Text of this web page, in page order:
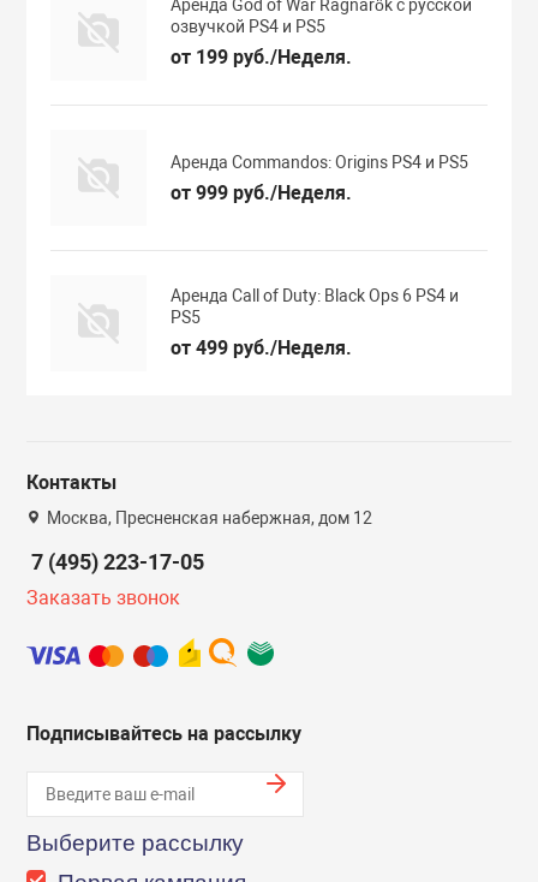
Аренда God of War Ragnarök с русской
озвучкой PS4 и PS5
от 199 руб./Неделя.
Аренда Commandos: Origins PS4 и PS5
от 999 руб./Неделя.
Аренда Call of Duty: Black Ops 6 PS4 и
PS5
от 499 руб./Неделя.
Контакты
Москва, Пресненская набержная, дом 12
7 (495) 223-17-05
Заказать звонок
Подписывайтесь на рассылку
Выберите рассылку